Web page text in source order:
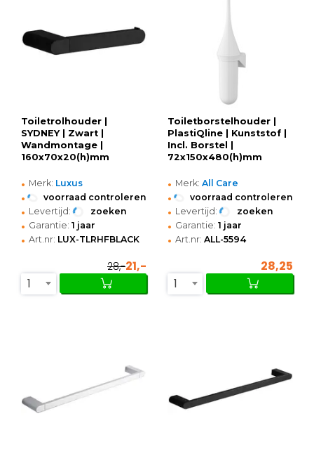
Toiletrolhouder |
SYDNEY | Zwart |
Wandmontage |
160x70x20(h)mm
• Merk: Luxus
• voorraad controleren
• Levertijd: zoeken
• Garantie: 1 jaar
• Art.nr: LUX-TLRHFBLACK
28,-21,-
1
Toiletborstelhouder |
PlastiQline | Kunststof |
Incl. Borstel |
72x150x480(h)mm
• Merk: All Care
• voorraad controleren
• Levertijd: zoeken
• Garantie: 1 jaar
• Art.nr: ALL-5594
28,25
1